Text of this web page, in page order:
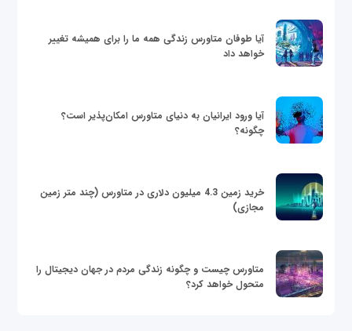
آیا طوفان متاورس زندگی همه ما را برای همیشه تغییر
خواهد داد
آیا ورود ایرانیان به دنیای متاورس امکان‌پذیر است؟
چگونه؟
خرید زمین 4.3 میلیون دلاری در متاورس (چند متر زمین
مجازی)
متاورس چیست و چگونه زندگی مردم در جهان دیجیتال را
متحول خواهد کرد؟